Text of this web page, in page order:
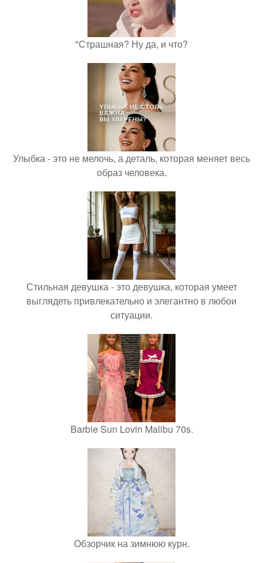
"Страшная? Ну да, и что?
Улыбка - это не мелочь, а деталь, которая меняет весь
образ человека.
Стильная девушка - это девушка, которая умеет
выглядеть привлекательно и элегантно в любои
ситуации.
Barbie Sun Lovin Malibu 70s.
Обзорчик на зимнюю курн.